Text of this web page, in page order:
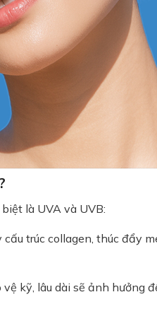
là UVA và UVB:
trúc collagen, thúc đẩy
kỹ, lâu dài sẽ ảnh hưởng